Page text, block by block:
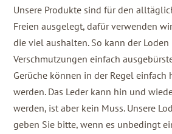
Unsere Produkte sind für den
Freien ausgelegt, dafür verwenden
die viel aushalten. So kann der
Verschmutzungen einfach
Gerüche können in der Regel
werden. Das Leder kann hin und
werden, ist aber kein Muss. Unsere
geben Sie bitte, wenn es unbedingt